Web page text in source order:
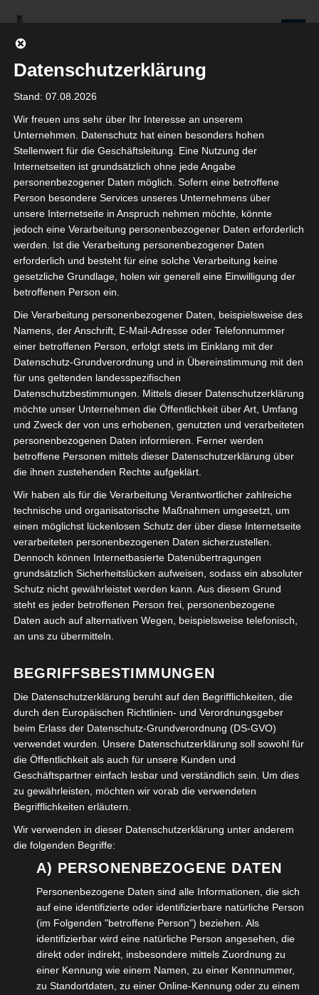
springen
Seniorenredaktion
Wolfenbüttel
WIR WERDEN NICHT NUR ÄLTER, WIR WERDEN AUCH IMMER BESSER!
Beiträge
Rundgang mit Herrn Ulrich Higl zum
Herzog August Denkmal Stadtmarkt
Wolfenbüttel
22. AUGUST 2024
KOMMENTAR SCHREIBEN
Mitten im Herzen der Stadt, auf dem
Stadtmarkt Wolfenbüttel, steht seit 1904
das Herzog August Denkmal. Hier haben wir
uns mit dem Wolfenbütteler Stadtführer
Ulrich Higl getroffen, um die Geschichte des
Herzogs uns näher erläutern zu lassen.
Hören wir einmal was er uns dazu zu sagen
hatte
VERÖFFENTLICHT IN: UNCATEGORIZED
Beitragsnavigation
← Rundgang mit Ulrich
Higl auf dem Juliusmarkt
in Wolfenbüttel
Hoffest im
Bildungszentrum →
Datenschutzerklärung
Stand: 07.08.2026
Wir freuen uns sehr über Ihr Interesse an unserem
Unternehmen. Datenschutz hat einen besonders hohen
Stellenwert für die Geschäftsleitung. Eine Nutzung der
Internetseiten ist grundsätzlich ohne jede Angabe
personenbezogener Daten möglich. Sofern eine betroffene
Person besondere Services unseres Unternehmens über
unsere Internetseite in Anspruch nehmen möchte, könnte
jedoch eine Verarbeitung personenbezogener Daten erforderlich
werden. Ist die Verarbeitung personenbezogener Daten
erforderlich und besteht für eine solche Verarbeitung keine
gesetzliche Grundlage, holen wir generell eine Einwilligung der
betroffenen Person ein.
Die Verarbeitung personenbezogener Daten, beispielsweise des
Namens, der Anschrift, E-Mail-Adresse oder Telefonnummer
einer betroffenen Person, erfolgt stets im Einklang mit der
Datenschutz-Grundverordnung und in Übereinstimmung mit den
für uns geltenden landesspezifischen
Datenschutzbestimmungen. Mittels dieser Datenschutzerklärung
möchte unser Unternehmen die Öffentlichkeit über Art, Umfang
und Zweck der von uns erhobenen, genutzten und verarbeiteten
personenbezogenen Daten informieren. Ferner werden
betroffene Personen mittels dieser Datenschutzerklärung über
die ihnen zustehenden Rechte aufgeklärt.
Wir haben als für die Verarbeitung Verantwortlicher zahlreiche
technische und organisatorische Maßnahmen umgesetzt, um
einen möglichst lückenlosen Schutz der über diese Internetseite
verarbeiteten personenbezogenen Daten sicherzustellen.
Dennoch können Internetbasierte Datenübertragungen
grundsätzlich Sicherheitslücken aufweisen, sodass ein absoluter
Schutz nicht gewährleistet werden kann. Aus diesem Grund
steht es jeder betroffenen Person frei, personenbezogene
Daten auch auf alternativen Wegen, beispielsweise telefonisch,
an uns zu übermitteln.
BEGRIFFSBESTIMMUNGEN
Die Datenschutzerklärung beruht auf den Begrifflichkeiten, die
durch den Europäischen Richtlinien- und Verordnungsgeber
beim Erlass der Datenschutz-Grundverordnung (DS-GVO)
verwendet wurden. Unsere Datenschutzerklärung soll sowohl für
die Öffentlichkeit als auch für unsere Kunden und
Geschäftspartner einfach lesbar und verständlich sein. Um dies
zu gewährleisten, möchten wir vorab die verwendeten
Begrifflichkeiten erläutern.
Wir verwenden in dieser Datenschutzerklärung unter anderem
die folgenden Begriffe:
A) PERSONENBEZOGENE DATEN
Personenbezogene Daten sind alle Informationen, die sich
auf eine identifizierte oder identifizierbare natürliche Person
(im Folgenden "betroffene Person") beziehen. Als
identifizierbar wird eine natürliche Person angesehen, die
direkt oder indirekt, insbesondere mittels Zuordnung zu
einer Kennung wie einem Namen, zu einer Kennnummer,
zu Standortdaten, zu einer Online-Kennung oder zu einem